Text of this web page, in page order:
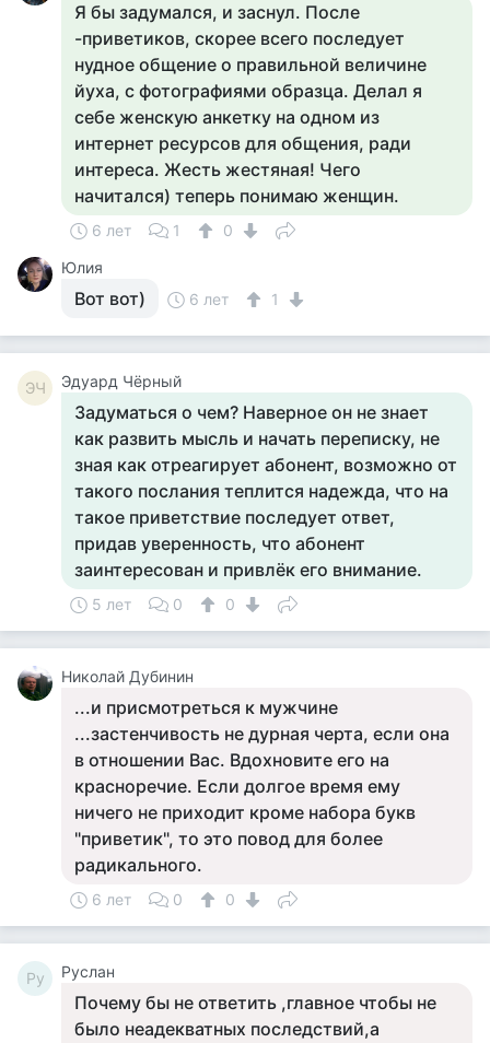
Я бы задумался, и заснул. После
-приветиков, скорее всего последует
нудное общение о правильной величине
йуха, с фотографиями образца. Делал я
себе женскую анкетку на одном из
интернет ресурсов для общения, ради
интереса. Жесть жестяная! Чего
начитался) теперь понимаю женщин.
6 лет 1
0
Юлия
Вот вот) 6 лет 1
ЭЧ Эдуард Чёрный
Задуматься о чем? Наверное он не знает
как развить мысль и начать переписку, не
зная как отреагирует абонент, возможно от
такого послания теплится надежда, что на
такое приветствие последует ответ,
придав уверенность, что абонент
заинтересован и привлёк его внимание.
5 лет 0 0
Николай Дубинин
...и присмотреться к мужчине
...застенчивость не дурная черта, если она
в отношении Вас. Вдохновите его на
красноречие. Если долгое время ему
ничего не приходит кроме набора букв
"приветик", то это повод для более
радикального.
6 лет 0 0
Ру Руслан
Почему бы не ответить ,главное чтобы не
было неадекватных последствий,а